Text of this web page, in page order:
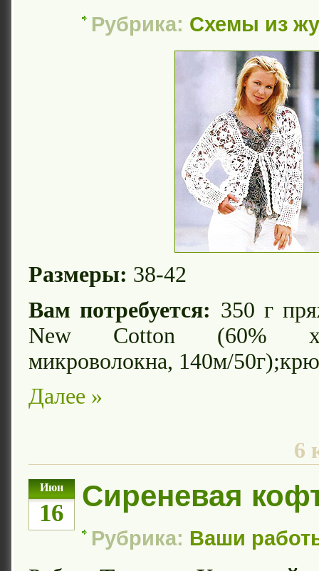
Рубрика: Схемы из
Размеры: 38-42
Вам потребуется: 350 г
New Cotton (60%
микроволокна, 140м/
Далее »
6
Июн
16
Сиреневая
Рубрика: Ваши